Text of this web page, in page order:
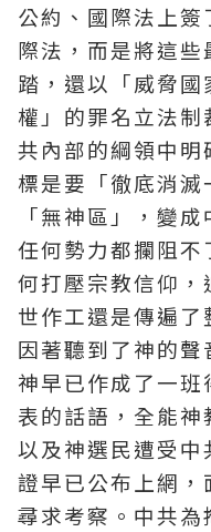
公約、國際法上
際法，而是將這
踏，還以「威脅
權」的罪名立法
共內部的綱領中明
標是要「徹底消
「無神區」，變
任何勢力都攔阻不
何打壓宗教信仰
世作工還是傳遍
因著聽到了神的
神早已作成了一
表的話語，全能神
以及神選民遭受
證早已公布上網
尋求考察。中共